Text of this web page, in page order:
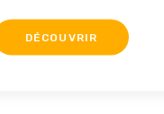
DÉCOUVRIR